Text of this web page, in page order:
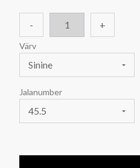
- +
Värv
Sinine
Jalanumber
45.5